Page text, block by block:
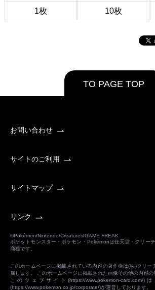
1枚 10枚
TO PAGE TOP
お問い合わせ
サイトのご利用
サイトマップ
リンク
©Pokémon/Nintendo/Creatures/GAME FREAK
ポケットモンスター・ポケモン・Pokémonは任天堂・クリー
商標です。
このホームページに掲載されている内容の著作権は(株)クリー
属します。 このホームページに掲載された画像その他の内容の
このウェブサイト(https://www.pokemon-card.com/)は
(https://www.pokemon.co.jp/corporate/)が運営しております。